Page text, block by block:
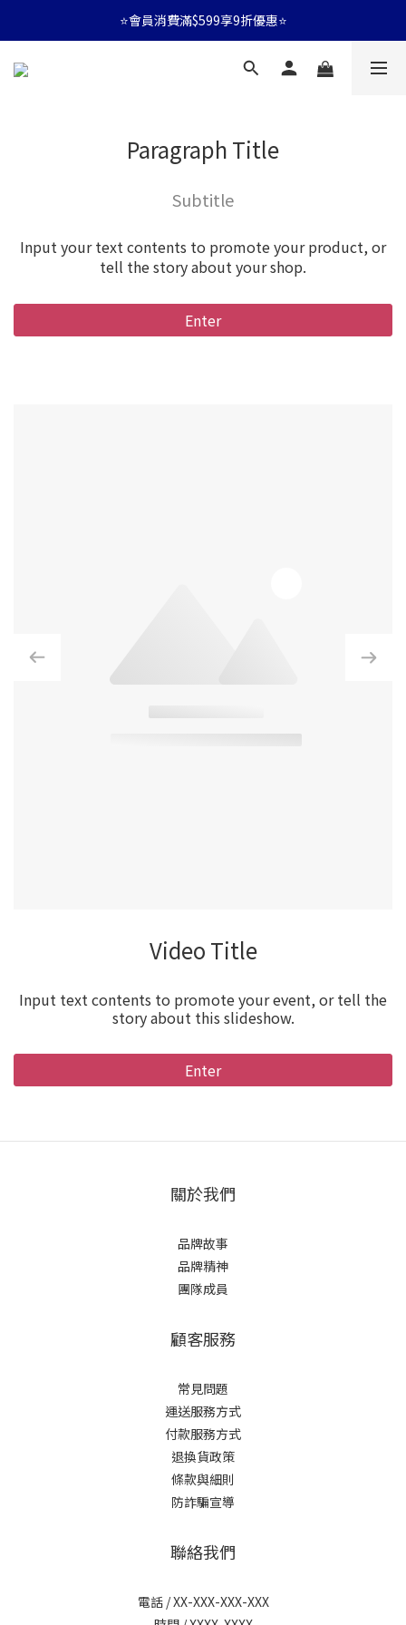
⭐會員消費滿$599享9折優惠⭐
⭐會員消費滿$599享9折優惠⭐
🚛消費滿$599 全店享免運🚛
Paragraph Title
Subtitle
Input your text contents to promote your product, or
tell the story about your shop.
Enter
Video Title
Input text contents to promote your event, or tell the
story about this slideshow.
Enter
關於我們
品牌故事
品牌精神
團隊成員
顧客服務
常見問題
運送服務方式
付款服務方式
退換貨政策
條款與細則
防詐騙宣導
聯絡我們
電話 / XX-XXX-XXX-XXX